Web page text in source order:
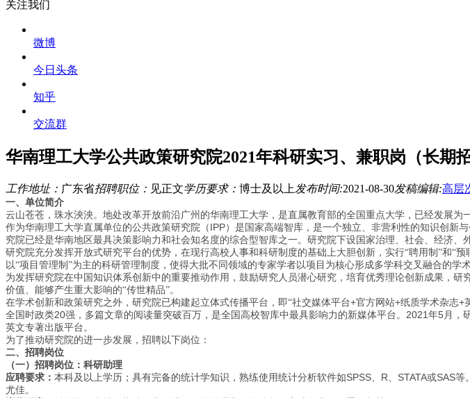
关注我们
微博
今日头条
知乎
交流群
华南理工大学公共政策研究院2021年科研实习、兼职岗（长期
工作地址： 广东省招聘职位： 见正文学历要求： 博士及以上发布时间:2021-08-30发稿编辑:高层
一、单位简介
云山苍苍，珠水泱泱。地处改革开放前沿广州的华南理工大学，是直属教育部的全国重点大学，已经发展
作为华南理工大学直属单位的公共政策研究院（ IPP）是国家高端智库，是一个独立、非营利性的知识创新
究院已经是华南地区最具决策影响力和社会知名度的综合型智库之一。研究院下设国家治理、社会、经济、
研究院充分发挥开放式研究平台的优势，在现行高校人事和科研制度的基础上大胆创新，实行“聘用制”和“预
以“项目管理制”为主的科研管理制度，使得大批不同领域的专家学者以项目为核心形成多学科交叉融合的学
为发挥研究院在中国知识体系创新中的重要推动作用，鼓励研究人员潜心研究，培育优秀理论创新成果，
价值、能够产生重大影响的“传世精品”。
在学术创新和政策研究之外，研究院已构建起立体式传播平台，即“社交媒体平台+官方网站+纸质学术杂志+
全国时政类20强，多篇文章的阅读量突破百万，是全国高校智库中最具影响力的新媒体平台。 2021 年5 月，
英文专著出版平台。
为了推动研究院的进一步发展，招聘以下岗位：
二、招聘岗位
（一）招聘岗位：科研助理
应聘要求： 本科及以上学历；具有完备的统计学知识，熟练使用统计分析软件如SPSS R STATA或SAS等
尤佳。